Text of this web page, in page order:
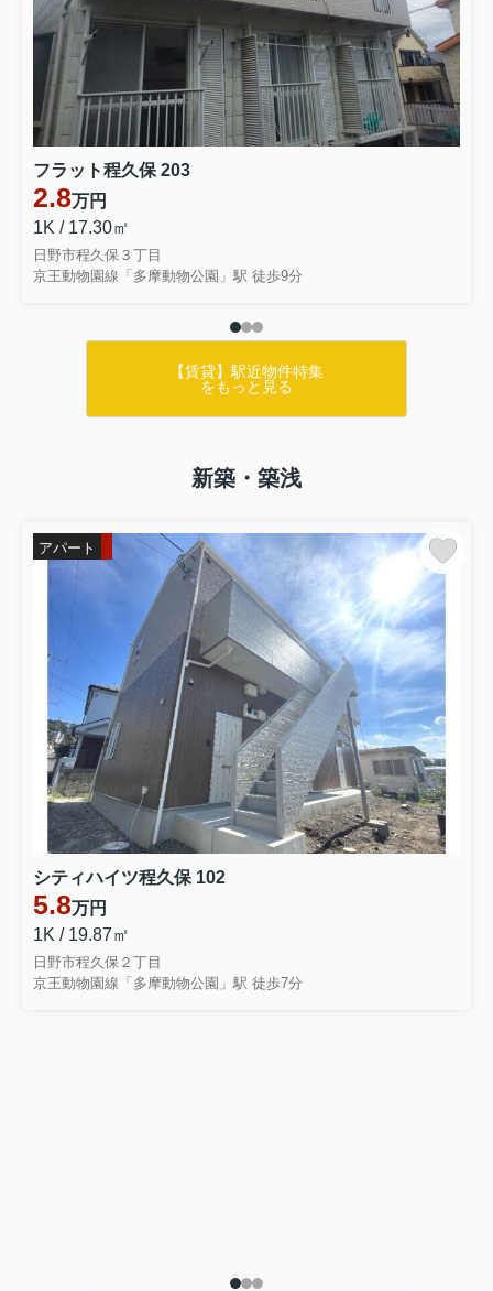
フラット程久保 203
2.8万円
1K / 17.30㎡
日野市程久保３丁目
京王動物園線「多摩動物公園」駅 徒歩9分
【賃貸】駅近物件特集
をもっと見る
新築・築浅
アパート
シティハイツ程久保 102
5.8万円
1K / 19.87㎡
日野市程久保２丁目
京王動物園線「多摩動物公園」駅 徒歩7分